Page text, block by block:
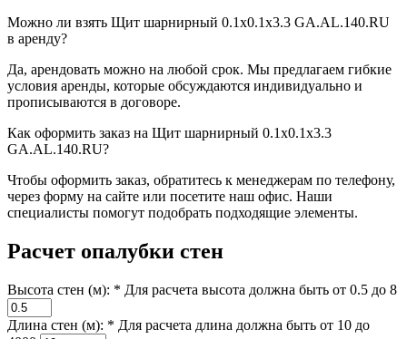
Можно ли взять Щит шарнирный 0.1х0.1х3.3 GA.AL.140.RU
в аренду?
Да, арендовать можно на любой срок. Мы предлагаем гибкие
условия аренды, которые обсуждаются индивидуально и
прописываются в договоре.
Как оформить заказ на Щит шарнирный 0.1х0.1х3.3
GA.AL.140.RU?
Чтобы оформить заказ, обратитесь к менеджерам по телефону,
через форму на сайте или посетите наш офис. Наши
специалисты помогут подобрать подходящие элементы.
Расчет опалубки стен
Высота стен (м): * Для расчета высота должна быть от 0.5 до 8
Длина стен (м): * Для расчета длина должна быть от 10 до